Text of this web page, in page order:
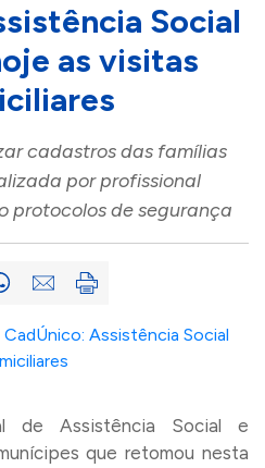
Social
as visitas
cadastros das famílias
por profissional
protocolos de segurança
de Assistência Social e
que retomou nesta